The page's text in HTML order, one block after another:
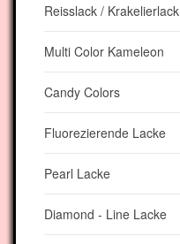
Reisslack / Krakelierlack
Multi Color Kameleon
Candy Colors
Fluorezierende Lacke
Pearl Lacke
Diamond - Line Lacke